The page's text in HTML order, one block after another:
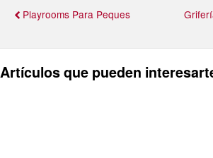
Playrooms Para Peques
Artículos que pueden